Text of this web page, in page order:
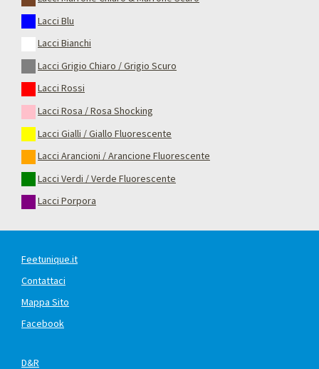
Lacci Blu
Lacci Bianchi
Lacci Grigio Chiaro / Grigio Scuro
Lacci Rossi
Lacci Rosa / Rosa Shocking
Lacci Gialli / Giallo Fluorescente
Lacci Arancioni / Arancione Fluorescente
Lacci Verdi / Verde Fluorescente
Lacci Porpora
Feetunique.it
Contattaci
Mappa Sito
Facebook
D&R